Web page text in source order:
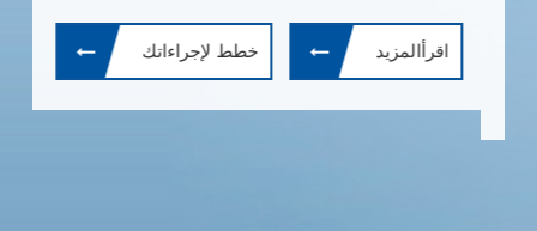
اقرأالمزيد خطط لإجراءاتك